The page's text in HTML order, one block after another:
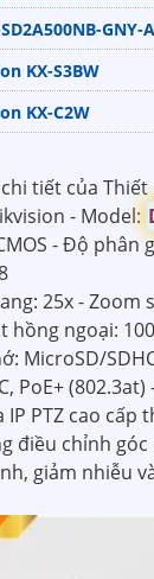
GNY-
KX-S3BW
KX-C2W
tiết của
- Model:
- Độ phân
25x - Zoom
hồng ngoại:
MicroSD/
PoE+
PTZ cao
điều chỉnh
giảm nhiễu